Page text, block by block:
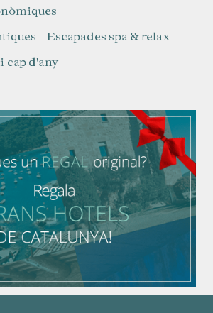
Escapades spa & relax
cap d'any